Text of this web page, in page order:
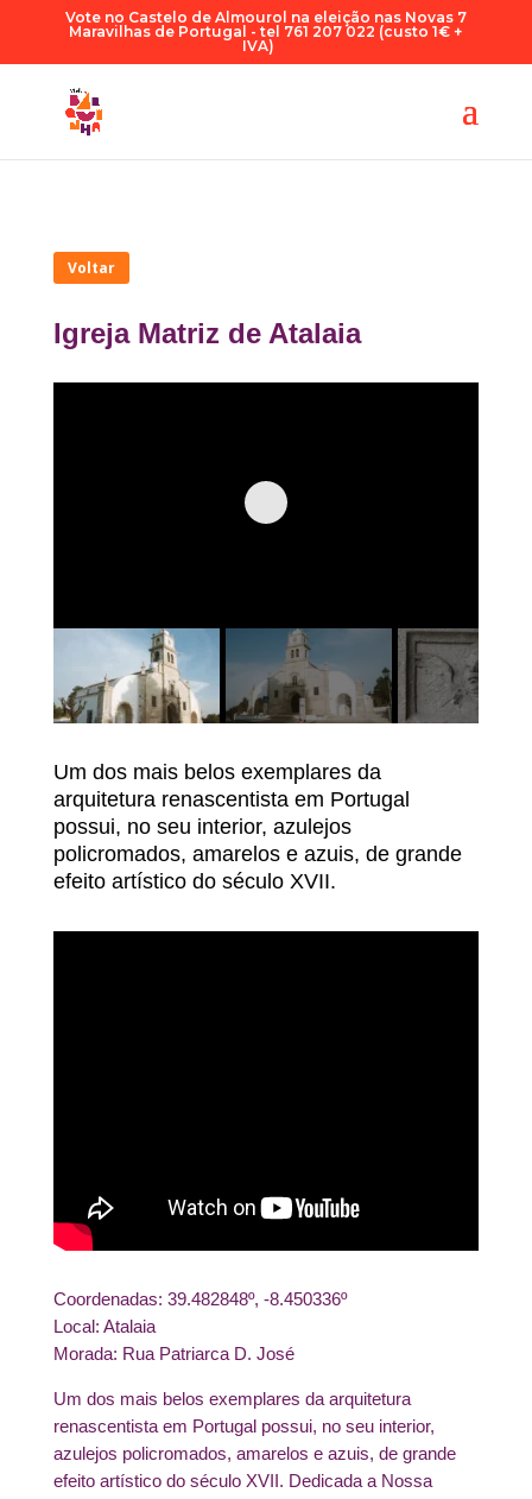
Vote no Castelo de Almourol na eleição nas Novas 7
Maravilhas de Portugal - tel 761 207 022 (custo 1€ +
IVA)
Voltar
Igreja Matriz de Atalaia
Um dos mais belos exemplares da
arquitetura renascentista em Portugal
possui, no seu interior, azulejos
policromados, amarelos e azuis, de grande
efeito artístico do século XVII.
Coordenadas: 39.482848º, -8.450336º
Local: Atalaia
Morada: Rua Patriarca D. José
Um dos mais belos exemplares da arquitetura
renascentista em Portugal possui, no seu interior,
azulejos policromados, amarelos e azuis, de grande
efeito artístico do século XVII. Dedicada a Nossa